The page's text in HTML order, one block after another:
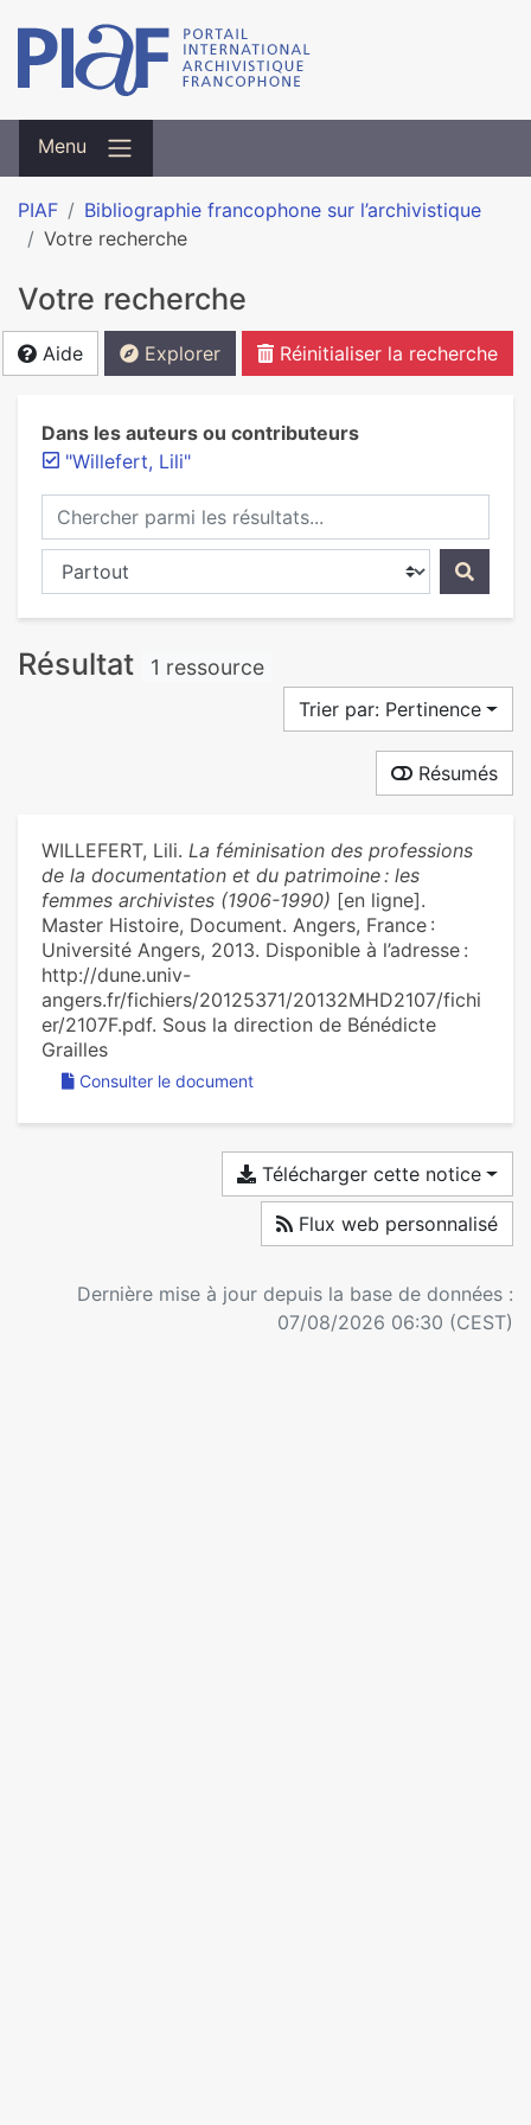
Menu
PIAF
Bibliographie francophone sur l’archivistique
Votre recherche
Votre recherche
Aide Explorer Réinitialiser la recherche
Dans les auteurs ou contributeurs
"Willefert, Lili"
Chercher parmi les résultats...
Chercher dans...
Résultat 1 ressource
Trier par: Pertinence
Résumés
WILLEFERT, Lili. La féminisation des professions
de la documentation et du patrimoine : les
femmes archivistes (1906-1990) [en ligne].
Master Histoire, Document. Angers, France :
Université Angers, 2013. Disponible à l’adresse :
http://dune.univ-
angers.fr/fichiers/20125371/20132MHD2107/fichi
er/2107F.pdf. Sous la direction de Bénédicte
Grailles
Consulter le document
Télécharger cette notice
Flux web personnalisé
Dernière mise à jour depuis la base de données :
07/08/2026 06:30 (CEST)